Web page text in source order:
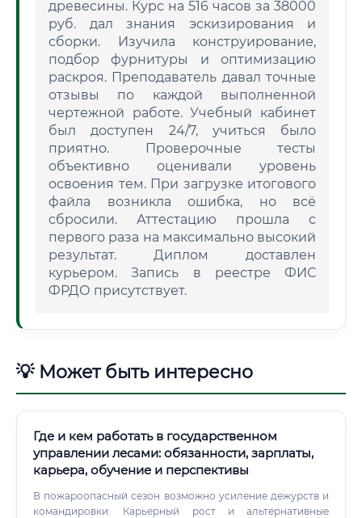
древесины. Курс на 516 часов за 38000
руб. дал знания эскизирования и
сборки. Изучила конструирование,
подбор фурнитуры и оптимизацию
раскроя. Преподаватель давал точные
отзывы по каждой выполненной
чертежной работе. Учебный кабинет
был доступен 24/7, учиться было
приятно. Проверочные тесты
объективно оценивали уровень
освоения тем. При загрузке итогового
файла возникла ошибка, но всё
сбросили. Аттестацию прошла с
первого раза на максимально высокий
результат. Диплом доставлен
курьером. Запись в реестре ФИС
ФРДО присутствует.
💡 Может быть интересно
Где и кем работать в государственном
управлении лесами: обязанности, зарплаты,
карьера, обучение и перспективы
В пожароопасный сезон возможно усиление дежурств и
командировки. Карьерный рост и альтернативные